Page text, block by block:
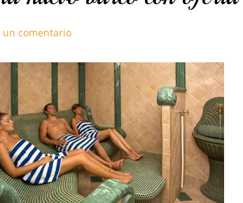
un comentario